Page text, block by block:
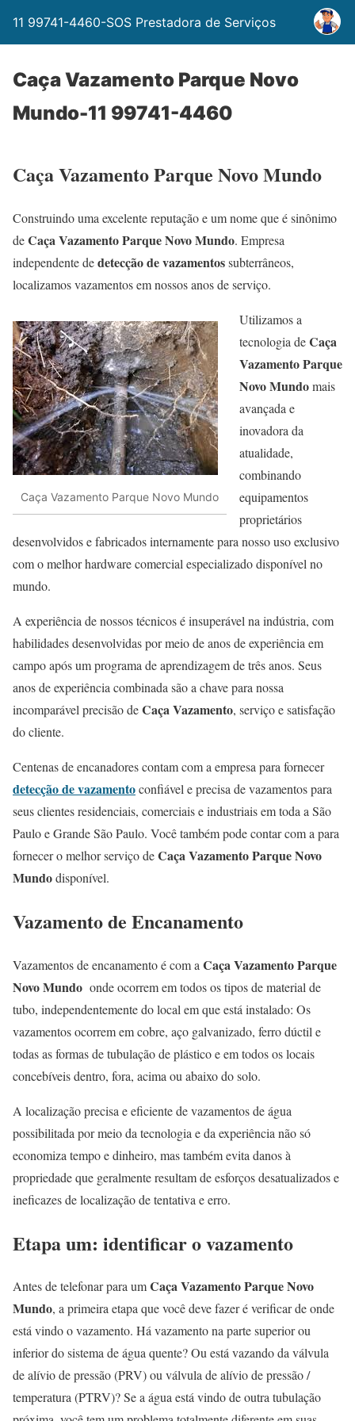
11 99741-4460-SOS Prestadora de Serviços
Caça Vazamento Parque Novo
Mundo-11 99741-4460
Caça Vazamento Parque Novo Mundo
Construindo uma excelente reputação e um nome que é sinônimo
deCaça Vazamento Parque Novo Mundo. Empresa
independente dedetecção de vazamentossubterrâneos,
localizamos vazamentos em nossos anos de serviço.
Caça Vazamento Parque Novo Mundo
Utilizamos a
tecnologia deCaça
Vazamento Parque
Novo Mundomais
avançada e
inovadora da
atualidade,
combinando
equipamentos
proprietários
desenvolvidos e fabricados internamente para nosso uso exclusivo
com o melhor hardware comercial especializado disponível no
mundo.
A experiência de nossos técnicos é insuperável na indústria, com
habilidades desenvolvidas por meio de anos de experiência em
campo após um programa de aprendizagem de três anos. Seus
anos de experiência combinada são a chave para nossa
incomparável precisão deCaça Vazamento, serviço e satisfação
do cliente.
Centenas de encanadores contam com a empresa para fornecer
detecção de vazamentoconfiável e precisa de vazamentos para
seus clientes residenciais, comerciais e industriais em toda a São
Paulo e Grande São Paulo. Você também pode contar com a para
fornecer o melhor serviço deCaça Vazamento Parque Novo
Mundodisponível.
Vazamento de Encanamento
Vazamentos de encanamento é com a Caça Vazamento Parque
Novo Mundo onde ocorrem em todos os tipos de material de
tubo, independentemente do local em que está instalado: Os
vazamentos ocorrem em cobre, aço galvanizado, ferro dúctil e
todas as formas de tubulação de plástico e em todos os locais
concebíveis dentro, fora, acima ou abaixo do solo.
A localização precisa e eficiente de vazamentos de água
possibilitada por meio da tecnologia e da experiência não só
economiza tempo e dinheiro, mas também evita danos à
propriedade que geralmente resultam de esforços desatualizados e
ineficazes de localização de tentativa e erro.
Etapa um: identificar o vazamento
Antes de telefonar para umCaça Vazamento Parque Novo
Mundo, a primeira etapa que você deve fazer é verificar de onde
está vindo o vazamento. Há vazamento na parte superior ou
inferior do sistema de água quente? Ou está vazando da válvula
de alívio de pressão (PRV) ou válvula de alívio de pressão /
temperatura (PTRV)? Se a água está vindo de outra tubulação